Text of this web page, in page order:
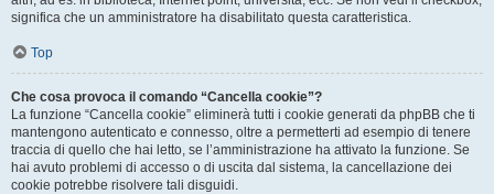
significa che un amministratore ha disabilitato questa caratteristica.
Top
Che cosa provoca il comando “Cancella cookie”?
La funzione “Cancella cookie” eliminerà tutti i cookie generati da phpBB che ti
mantengono autenticato e connesso, oltre a permetterti ad esempio di tenere
traccia di quello che hai letto, se l’amministrazione ha attivato la funzione. Se
hai avuto problemi di accesso o di uscita dal sistema, la cancellazione dei
cookie potrebbe risolvere tali disguidi.